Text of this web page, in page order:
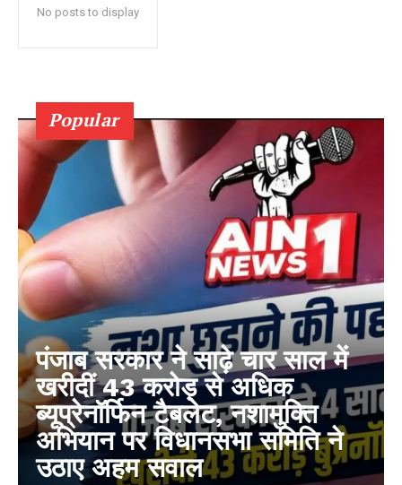
No posts to display
Popular
पंजाब सरकार ने साढ़े चार साल में
खरीदीं 43 करोड़ से अधिक
ब्यूप्रेनॉर्फिन टैबलेट, नशामुक्ति
अभियान पर विधानसभा समिति ने
उठाए अहम सवाल